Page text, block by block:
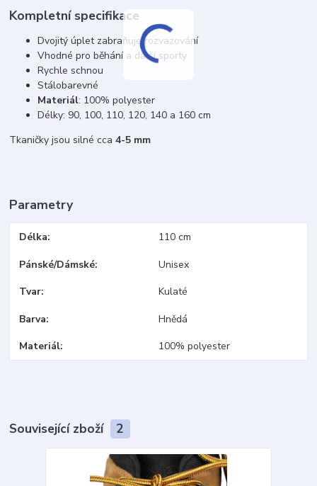
Kompletní specifikace
Dvojitý úplet zabraňuje rozvazování
Vhodné pro běhání a další sporty
Rychle schnou
Stálobarevné
Materiál: 100% polyester
Délky: 90, 100, 110, 120, 140 a 160 cm
Tkaničky jsou silné cca4-5 mm
Parametry
Délka 110 cm
Pánské/Dámské Unisex
Tvar Kulaté
Barva Hnědá
Materiál 100% polyester
Související zboží 2